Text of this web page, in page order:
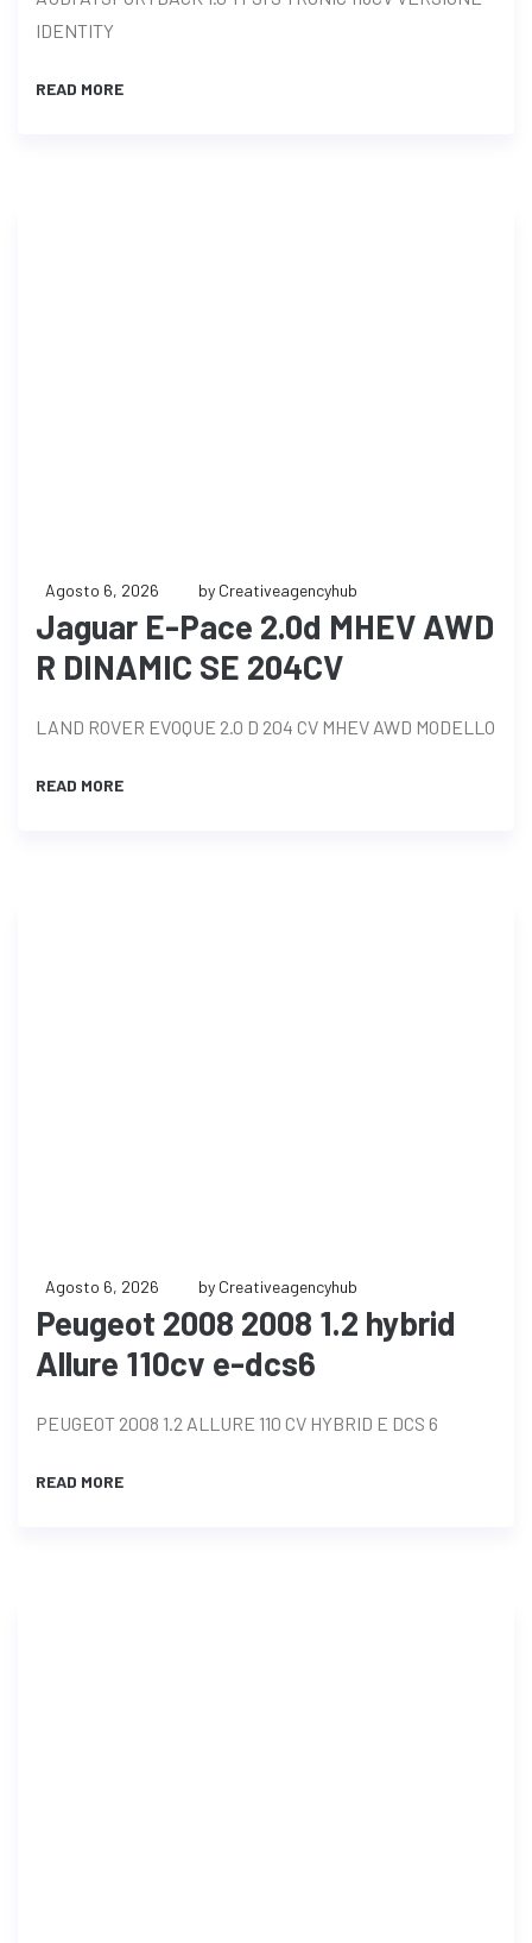
IDENTITY
READ MORE
Agosto 6, 2026 by Creativeagencyhub
Jaguar E-Pace 2.0d MHEV AWD
R DINAMIC SE 204CV
LAND ROVER EVOQUE 2.0 D 204 CV MHEV AWD MODELLO
READ MORE
Agosto 6, 2026 by Creativeagencyhub
Peugeot 2008 2008 1.2 hybrid
Allure 110cv e-dcs6
PEUGEOT 2008 1.2 ALLURE 110 CV HYBRID E DCS 6
READ MORE